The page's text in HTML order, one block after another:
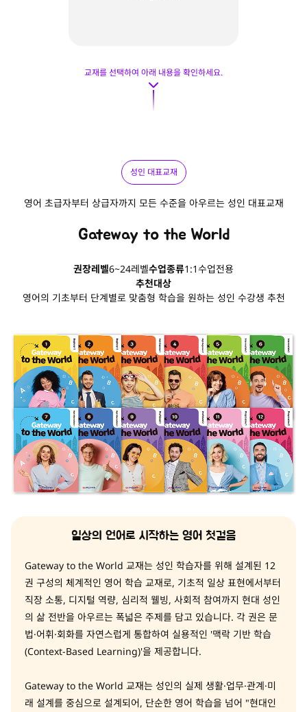
교재를 선택하여 아래 내용을 확인하세요.
성인 대표교재
영어 초급자부터 상급자까지 모든 수준을 아우르는 성인 대표교재
Gateway to the World
권장레벨6~24레벨수업종류1:1수업전용
추천대상
영어의 기초부터 단계별로 맞춤형 학습을 원하는 성인 수강생 추천
일상의 언어로 시작하는 영어 첫걸음
Gateway to the World 교재는 성인 학습자를 위해 설계된 12
권 구성의 체계적인 영어 학습 교재로, 기초적 일상 표현에서부터
직장 소통, 디지털 역량, 심리적 웰빙, 사회적 참여까지 현대 성인
의 삶 전반을 아우르는 폭넓은 주제를 담고 있습니다. 각 권은 문
법·어휘·회화를 자연스럽게 통합하여 실용적인 '맥락 기반 학습
(Context-Based Learning)'을 제공합니다.
Gateway to the World 교재는 성인의 실제 생활·업무·관계·미
래 설계를 중심으로 설계되어, 단순한 영어 학습을 넘어 "현대인